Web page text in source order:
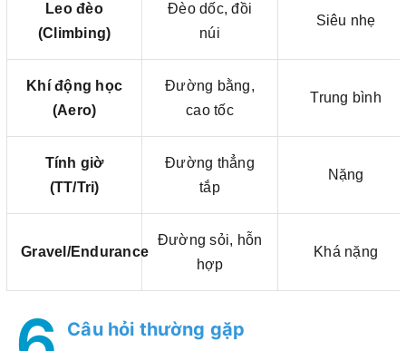
Leo đèo
(Climbing)
Đèo dốc, đồi
núi
Siêu nhẹ
Khí động học
(Aero)
Đường bằng,
cao tốc
Trung bình
Tính giờ
(TT/Tri)
Đường thẳng
tắp
Nặng
Gravel/Endurance
Đường sỏi, hỗn
hợp
Khá nặng
Câu hỏi thường gặp